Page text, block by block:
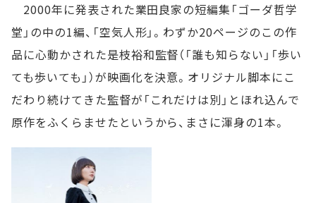
2000年に発表された業田良家の短編集「ゴーダ哲学
堂」の中の1編、「空気人形」。わずか20ページのこの作
品に心動かされた是枝裕和監督（「誰も知らない」「歩い
ても歩いても」）が映画化を決意。オリジナル脚本にこ
だわり続けてきた監督が「これだけは別」とほれ込んで
原作をふくらませたというから、まさに渾身の1本。